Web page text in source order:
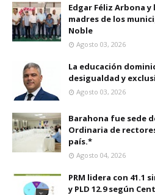
Edgar Féliz Arbona y
madres de los
Noble
Agosto 03, 2026
La educación
desigualdad y
Agosto 03, 2026
Barahona fue sede
Ordinaria de
país.*
Agosto 04, 2026
PRM lidera con 41.1
y PLD 12.9 según